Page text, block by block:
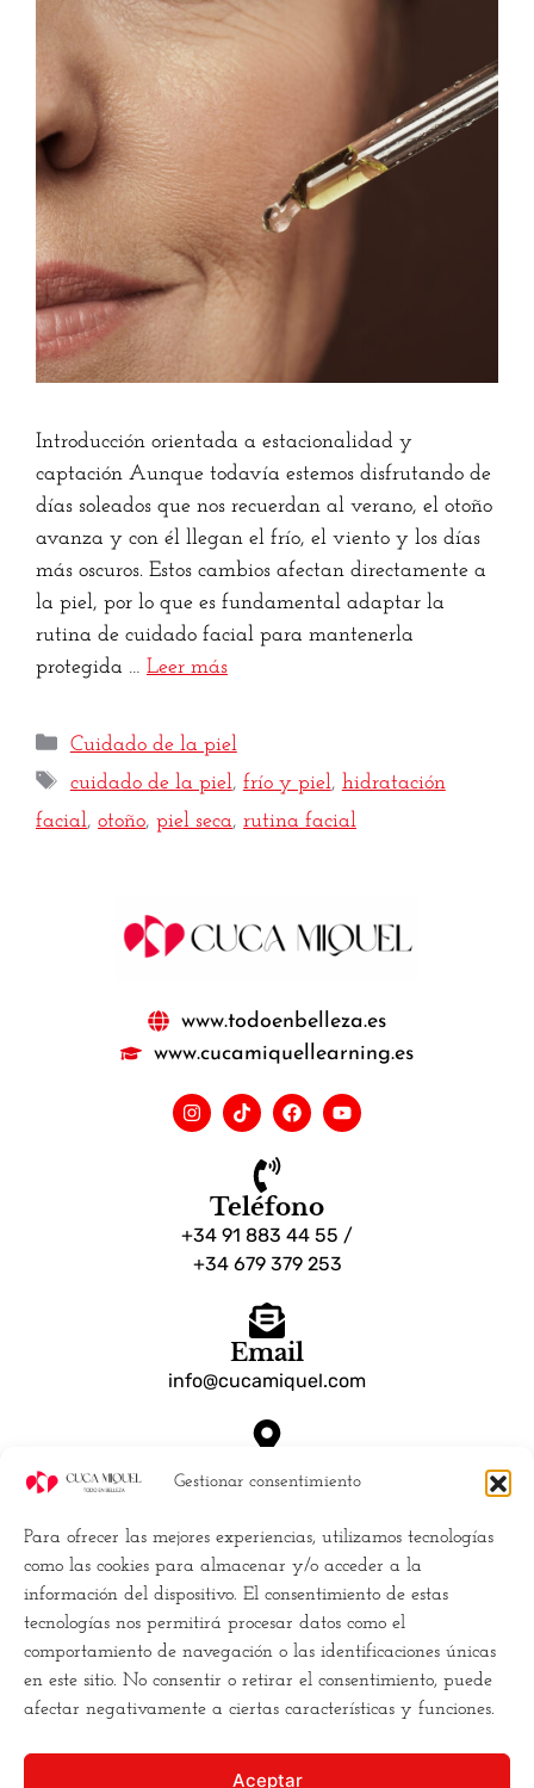
Gestionar consentimiento
Para ofrecer las mejores experiencias, utilizamos tecnologías
como las cookies para almacenar y/o acceder a la
información del dispositivo. El consentimiento de estas
tecnologías nos permitirá procesar datos como el
comportamiento de navegación o las identificaciones únicas
en este sitio. No consentir o retirar el consentimiento, puede
afectar negativamente a ciertas características y funciones.
Aceptar
Introducción orientada a estacionalidad y
captación Aunque todavía estemos disfrutando de
días soleados que nos recuerdan al verano, el otoño
avanza y con él llegan el frío, el viento y los días
más oscuros. Estos cambios afectan directamente a
la piel, por lo que es fundamental adaptar la
rutina de cuidado facial para mantenerla
protegida … Leer más
Cuidado de la piel
cuidado de la piel, frío y piel, hidratación
facial, otoño, piel seca, rutina facial
www.todoenbelleza.es
www.cucamiquellearning.es
Teléfono
+34 91 883 44 55 /
+34 679 379 253
Email
info@cucamiquel.com
Dónde estamos
Calle Luchana, 25 28010 Madrid España
Empresa
Políticas de Cookies (UE)
Política de privacidad
Términos y Condiciones
Conviertete en distribuidor
excelencia